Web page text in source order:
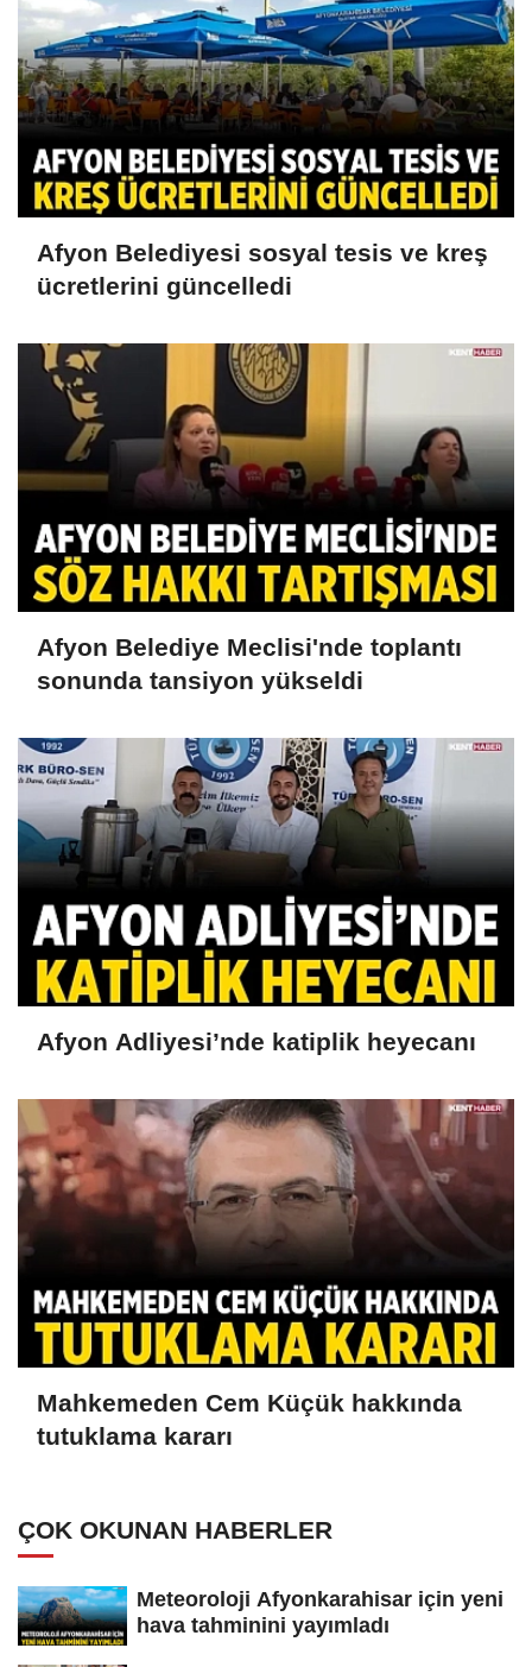
Afyon Belediyesi sosyal tesis ve kreş
ücretlerini güncelledi
Afyon Belediye Meclisi'nde toplantı
sonunda tansiyon yükseldi
Afyon Adliyesi’nde katiplik heyecanı
Mahkemeden Cem Küçük hakkında
tutuklama kararı
ÇOK OKUNAN HABERLER
Meteoroloji Afyonkarahisar için yeni
hava tahminini yayımladı